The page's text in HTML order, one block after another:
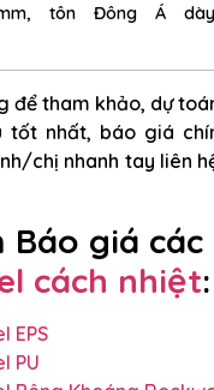
tôn Đông Á dày
để tham khảo, dự
tốt nhất, báo giá
chị nhanh tay liên
Báo giá các
cách nhiệt:
EPS
PU